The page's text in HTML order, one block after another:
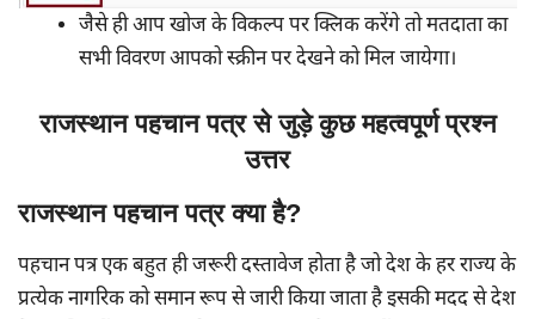
जैसे ही आप खोज के विकल्प पर क्लिक करेंगे तो मतदाता का
सभी विवरण आपको स्क्रीन पर देखने को मिल जायेगा।
राजस्थान पहचान पत्र से जुड़े कुछ महत्वपूर्ण प्रश्न
उत्तर
राजस्थान पहचान पत्र क्या है?
पहचान पत्र एक बहुत ही जरूरी दस्तावेज होता है जो देश के हर राज्य के
प्रत्येक नागरिक को समान रूप से जारी किया जाता है इसकी मदद से देश